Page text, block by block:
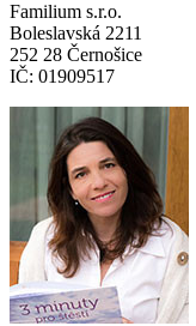
Familium s.r.o.
Boleslavská 2211
252 28 Černošice
IČ: 01909517